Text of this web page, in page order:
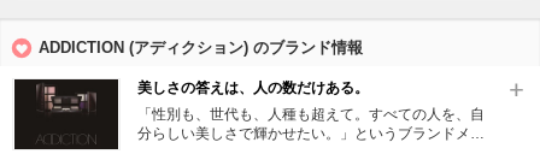
ADDICTION (アディクション) のブランド情報
美しさの答えは、人の数だけある。
「性別も、世代も、人種も超えて。すべての人を、自
分らしい美しさで輝かせたい。」というブランドメッ